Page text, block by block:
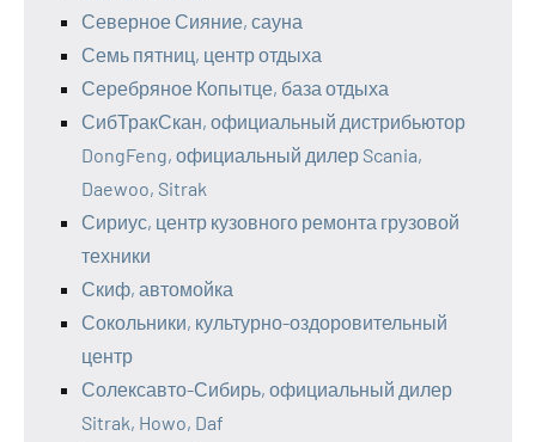
Северное Сияние, сауна
Семь пятниц, центр отдыха
Серебряное Копытце, база отдыха
СибТракСкан, официальный дистрибьютор
DongFeng, официальный дилер Scania,
Daewoo, Sitrak
Сириус, центр кузовного ремонта грузовой
техники
Скиф, автомойка
Сокольники, культурно-оздоровительный
центр
Солексавто-Сибирь, официальный дилер
Sitrak, Howo, Daf